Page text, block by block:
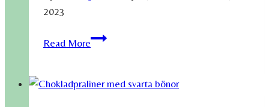
2023
Read MoreKålsallad
och